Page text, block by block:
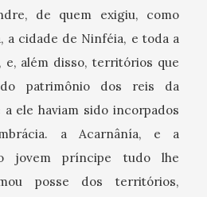
de quem exigiu, como
a cidade de Ninféia, e toda a
e, além disso, territórios que
patrimônio dos reis da
a ele haviam sido incorpados
a Acarnânía, e a
jovem príncipe tudo lhe
posse dos territórios,